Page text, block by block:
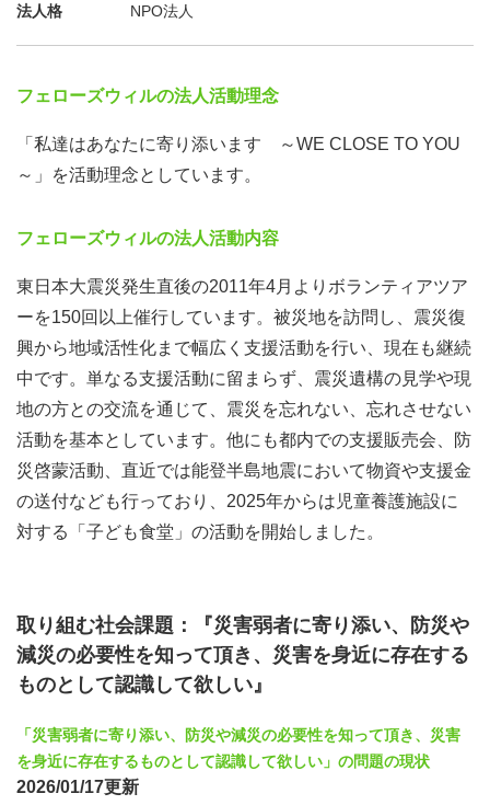
法人格
NPO法人
フェローズウィルの法人活動理念
「私達はあなたに寄り添います ～WE CLOSE TO YOU
～」を活動理念としています。
フェローズウィルの法人活動内容
東日本大震災発生直後の2011年4月よりボランティアツア
ーを150回以上催行しています。被災地を訪問し、震災復
興から地域活性化まで幅広く支援活動を行い、現在も継続
中です。単なる支援活動に留まらず、震災遺構の見学や現
地の方との交流を通じて、震災を忘れない、忘れさせない
活動を基本としています。他にも都内での支援販売会、防
災啓蒙活動、直近では能登半島地震において物資や支援金
の送付なども行っており、2025年からは児童養護施設に
対する「子ども食堂」の活動を開始しました。
取り組む社会課題：『災害弱者に寄り添い、防災や
減災の必要性を知って頂き、災害を身近に存在する
ものとして認識して欲しい』
「災害弱者に寄り添い、防災や減災の必要性を知って頂き、災害
を身近に存在するものとして認識して欲しい」の問題の現状
2026/01/17更新